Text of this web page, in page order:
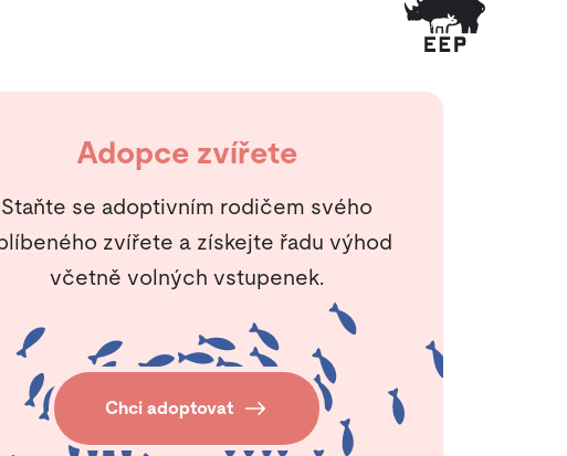
Adopce zvířete
Staňte se adoptivním rodičem svého
zvířete a získejte řadu výhod
včetně volných vstupenek.
Chci adoptovat